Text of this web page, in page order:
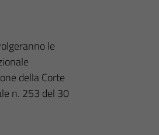
le
della Corte
n. 253 del 30